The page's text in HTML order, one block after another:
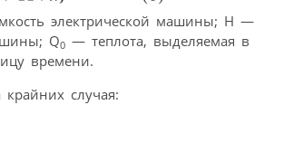
электрической машины; Н —
Q0 — теплота, выделяемая в
времени.
случая: